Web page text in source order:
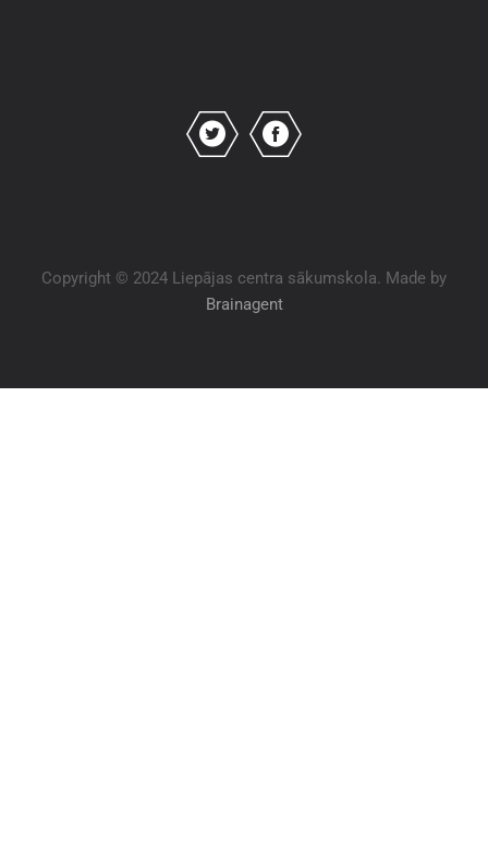
Copyright © 2024 Liepājas centra sākumskola. Made by
Brainagent